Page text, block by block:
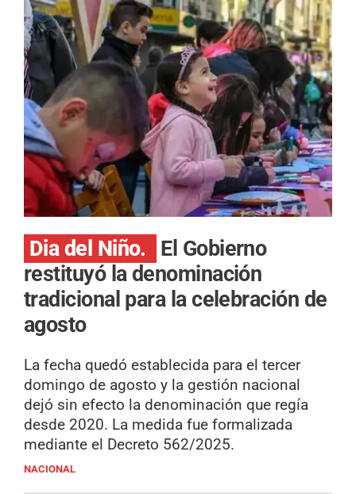
Dia del Niño.
El Gobierno
restituyó la denominación
tradicional para la celebración de
agosto
La fecha quedó establecida para el tercer
domingo de agosto y la gestión nacional
dejó sin efecto la denominación que regía
desde 2020. La medida fue formalizada
mediante el Decreto 562/2025.
NACIONAL